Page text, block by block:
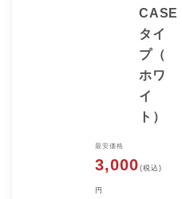
CASE
タイ
プ（
ホワ
イ
ト）
最安価格
3,000 (税込)
円